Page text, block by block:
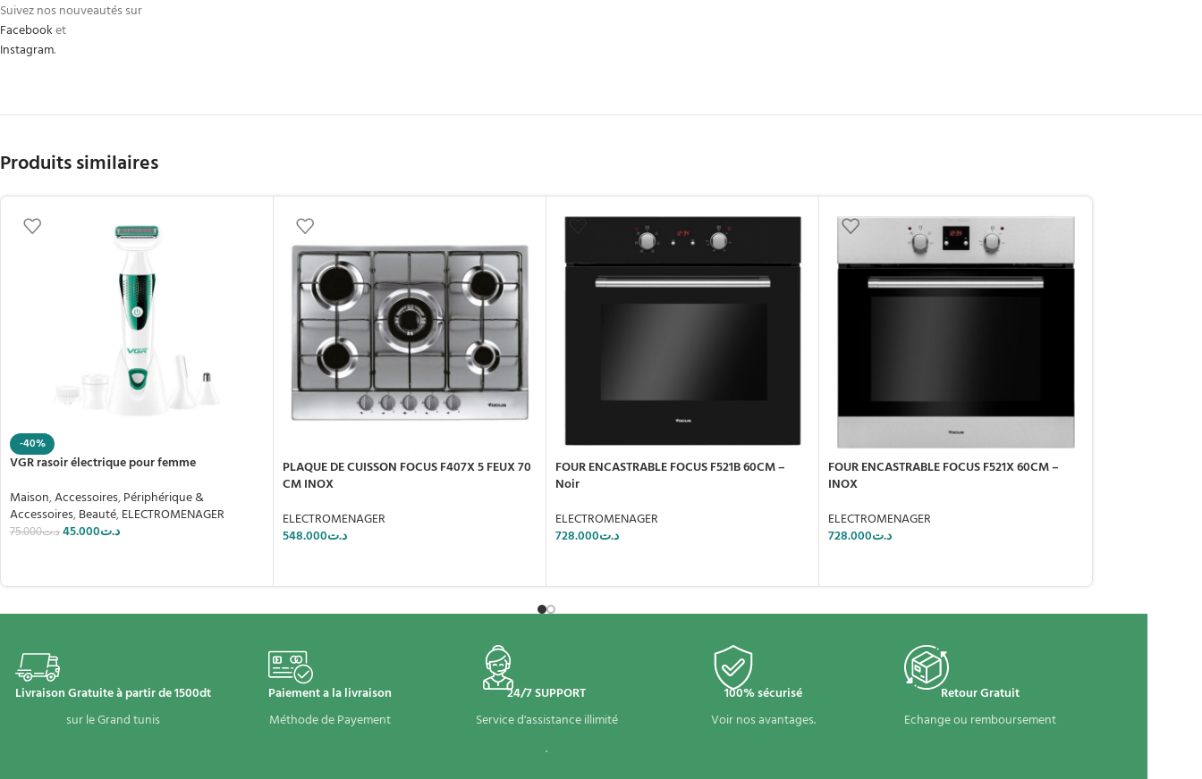
Suivez nos nouveautés sur
Facebooket
Instagram.
Produits similaires
-40%
VGR rasoir électrique pour femme
Maison,Accessoires,Périphérique &
Accessoires,Beauté,ELECTROMENAGER
د.ت75.000 د.ت45.000
PLAQUE DE CUISSON FOCUS F407X 5 FEUX 70
CM INOX
ELECTROMENAGER
د.ت548.000
FOUR ENCASTRABLE FOCUS F521B 60CM –
Noir
ELECTROMENAGER
د.ت728.000
FOUR ENCASTRABLE FOCUS F521X 60CM –
INOX
ELECTROMENAGER
د.ت728.000
Livraison Gratuite à partir de 1500dt
sur le Grand tunis
Paiement a la livraison
Méthode de Payement
24/7 SUPPORT
Service d'assistance illimité
.
100% sécurisé
Voir nos avantages.
Retour Gratuit
Echange ou remboursement